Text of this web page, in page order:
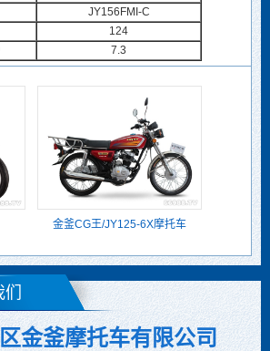
JY156FMI-C
124
7.3
金釜CG王/JY125-6X摩托车 金釜
们
金釜摩托车有限公司